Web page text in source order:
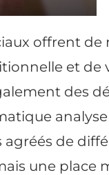
offrent
et de
des
de
une place